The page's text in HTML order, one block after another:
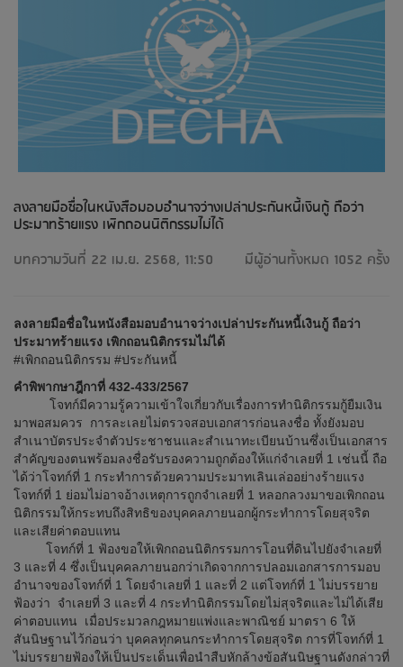
ลงลายมือชื่อในหนังสือมอบอำนาจว่างเปล่าประกันหนี้เงินกู้ ถือว่า
ประมาทร้ายแรง เพิกถอนนิติกรรมไม่ได้
บทความวันที่ 22 เม.ย. 2568, 11:50
มีผู้อ่านทั้งหมด 1052 ครั้ง
ลงลายมือชื่อในหนังสือมอบอำนาจว่างเปล่าประกันหนี้เงินกู้ ถือว่า
ประมาทร้ายแรง เพิกถอนนิติกรรมไม่ได้
#เพิกถอนนิติกรรม #ประกันหนี้
คำพิพากษาฎีกาที่ 432-433/2567
โจทก์มีความรู้ความเข้าใจเกี่ยวกับเรื่องการทำนิติกรรมกู้ยืมเงิน
มาพอสมควร การละเลยไม่ตรวจสอบเอกสารก่อนลงชื่อ ทั้งยังมอบ
สำเนาบัตรประจำตัวประชาชนและสำเนาทะเบียนบ้านซึ่งเป็นเอกสาร
สำคัญของตนพร้อมลงชื่อรับรองความถูกต้องให้แก่จำเลยที่ 1 เช่นนี้ ถือ
ได้ว่าโจทก์ที่ 1 กระทำการด้วยความประมาทเลินเล่ออย่างร้ายแรง
โจทก์ที่ 1 ย่อมไม่อาจอ้างเหตุการถูกจำเลยที่ 1 หลอกลวงมาขอเพิกถอน
นิติกรรมให้กระทบถึงสิทธิของบุคคลภายนอกผู้กระทำการโดยสุจริต
และเสียค่าตอบแทน
โจทก์ที่ 1 ฟ้องขอให้เพิกถอนนิติกรรมการโอนที่ดินไปยังจำเลยที่
3 และที่ 4 ซึ่งเป็นบุคคลภายนอกว่าเกิดจากการปลอมเอกสารการมอบ
อำนาจของโจทก์ที่ 1 โดยจำเลยที่ 1 และที่ 2 แต่โจทก์ที่ 1 ไม่บรรยาย
ฟ้องว่า จำเลยที่ 3 และที่ 4 กระทำนิติกรรมโดยไม่สุจริตและไม่ได้เสีย
ค่าตอบแทน เมื่อประมวลกฎหมายแพ่งและพาณิชย์ มาตรา 6 ให้
สันนิษฐานไว้ก่อนว่า บุคคลทุกคนกระทำการโดยสุจริต การที่โจทก์ที่ 1
ไม่บรรยายฟ้องให้เป็นประเด็นเพื่อนำสืบหักล้างข้อสันนิษฐานดังกล่าวที่